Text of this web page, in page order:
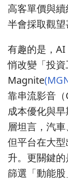
高客單價與
半會採取觀望
有趣的是，
悄改變「投
Magnite
靠串流影音
成本優化與
層坦言，汽
但平台在大
升。更關鍵
篩選「動能